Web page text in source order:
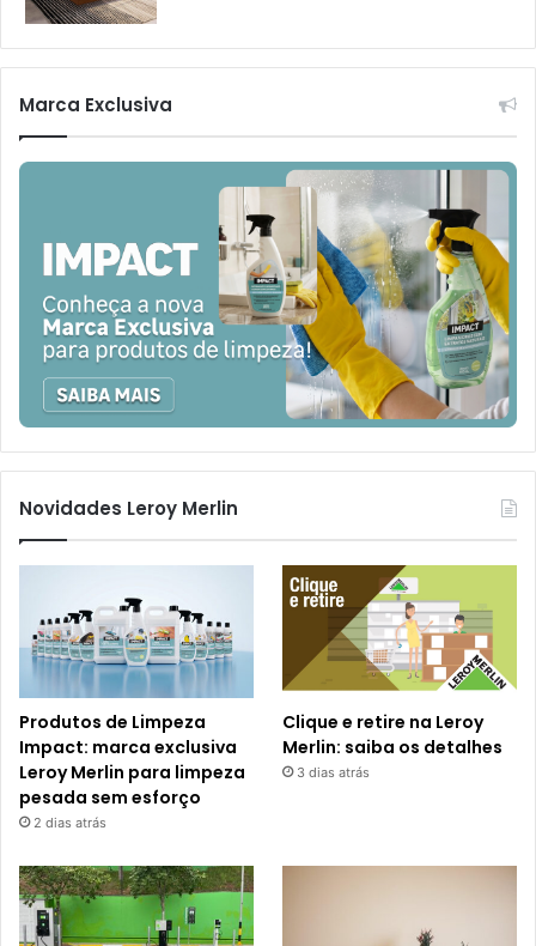
Marca Exclusiva
Novidades Leroy Merlin
Produtos de Limpeza
Impact: marca exclusiva
Leroy Merlin para limpeza
pesada sem esforço
2 dias atrás
Clique e retire na Leroy
Merlin: saiba os detalhes
3 dias atrás